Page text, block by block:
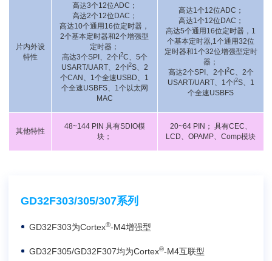
片内外设
特性
高达3个12位ADC；
高达2个12位DAC；
高达10个通用16位定时器，
2个基本定时器和2个增强型
定时器；
高达3个SPI、2个I2C、5个
USART/UART、2个I2S、2
个CAN、1个全速USBD、1
个全速USBFS、1个以太网
MAC
高达1个12位ADC；
高达1个12位DAC；
高达5个通用16位定时器，1
个基本定时器,1个通用32位
定时器和1个32位增强型定时
器；
高达2个SPI、2个I2C、2个
USART/UART、1个I2S、1
个全速USBFS
其他特性
48~144 PIN 具有SDIO模
块；
20~64 PIN； 具有CEC、
LCD、OPAMP、Comp模块
GD32F303/305/307系列
GD32F303为Cortex®-M4增强型
GD32F305/GD32F307均为Cortex®-M4互联型